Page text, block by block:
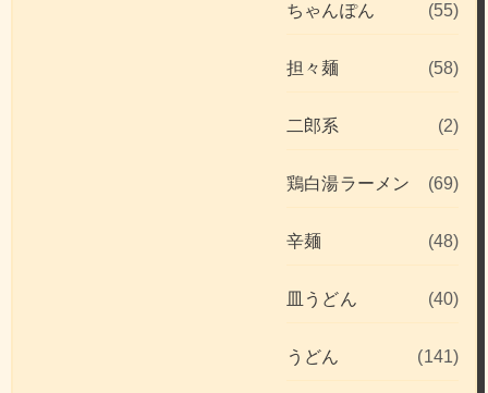
ちゃんぽん (55)
担々麺 (58)
二郎系 (2)
鶏白湯ラーメン (69)
辛麺 (48)
皿うどん (40)
うどん (141)